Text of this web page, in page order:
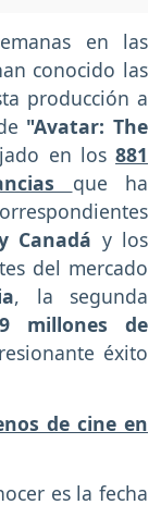
en las
conocido las
producción a
"Avatar: The
en los881
que ha
Canadá y los
del mercado
, la segunda
millones de
éxito
de cine en
es la fecha